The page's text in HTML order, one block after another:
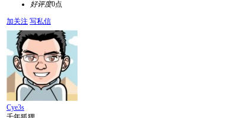
好评度0点
加关注 写私信
Cye3s